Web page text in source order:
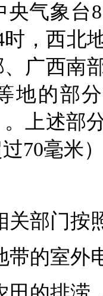
央气象台
时，西
广西南
地的部
。上述
70毫米
关部门按
带的室外